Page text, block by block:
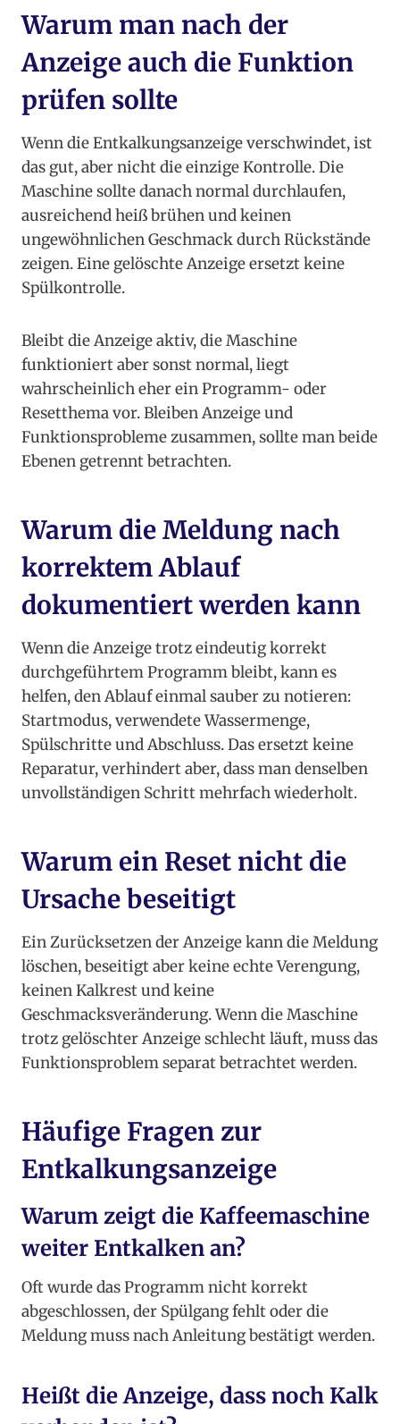
Warum man nach der
Anzeige auch die Funktion
prüfen sollte
Wenn die Entkalkungsanzeige verschwindet, ist
das gut, aber nicht die einzige Kontrolle. Die
Maschine sollte danach normal durchlaufen,
ausreichend heiß brühen und keinen
ungewöhnlichen Geschmack durch Rückstände
zeigen. Eine gelöschte Anzeige ersetzt keine
Spülkontrolle.
Bleibt die Anzeige aktiv, die Maschine
funktioniert aber sonst normal, liegt
wahrscheinlich eher ein Programm- oder
Resetthema vor. Bleiben Anzeige und
Funktionsprobleme zusammen, sollte man beide
Ebenen getrennt betrachten.
Warum die Meldung nach
korrektem Ablauf
dokumentiert werden kann
Wenn die Anzeige trotz eindeutig korrekt
durchgeführtem Programm bleibt, kann es
helfen, den Ablauf einmal sauber zu notieren:
Startmodus, verwendete Wassermenge,
Spülschritte und Abschluss. Das ersetzt keine
Reparatur, verhindert aber, dass man denselben
unvollständigen Schritt mehrfach wiederholt.
Warum ein Reset nicht die
Ursache beseitigt
Ein Zurücksetzen der Anzeige kann die Meldung
löschen, beseitigt aber keine echte Verengung,
keinen Kalkrest und keine
Geschmacksveränderung. Wenn die Maschine
trotz gelöschter Anzeige schlecht läuft, muss das
Funktionsproblem separat betrachtet werden.
Häufige Fragen zur
Entkalkungsanzeige
Warum zeigt die Kaffeemaschine
weiter Entkalken an?
Oft wurde das Programm nicht korrekt
abgeschlossen, der Spülgang fehlt oder die
Meldung muss nach Anleitung bestätigt werden.
Heißt die Anzeige, dass noch Kalk